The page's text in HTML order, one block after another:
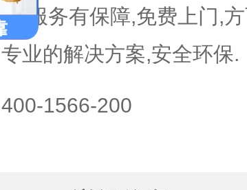
明,服务有保障,免费上门,
专业的解决方案,安全环保.
400-1566-200